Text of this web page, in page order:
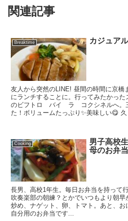
関連記事
Breaktime カジュア
友人から突然のLINE! 昼間の時間に京橋
にランチすることに。行ってみたかっ
のビフトロ バイ ラ コクシネルへ。
た！ボリュームたっぷり✨美味しい😋 久
Cooking
男子高校
母のお弁当
長男、高校1年生。毎日お弁当を持って
吹奏楽部の朝練？とかでいつもより朝
炒め、ナゲット、卵、トマト。あと、
自分用のお弁当です...